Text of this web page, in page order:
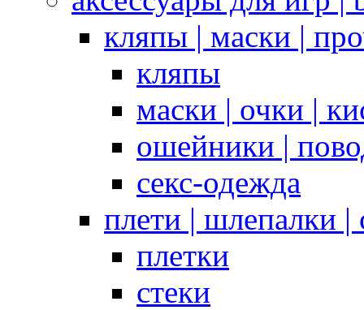
кляпы | маски |
кляпы
маски | очки |
ошейники |
секс-одежда
плети | шлепалки |
плетки
стеки